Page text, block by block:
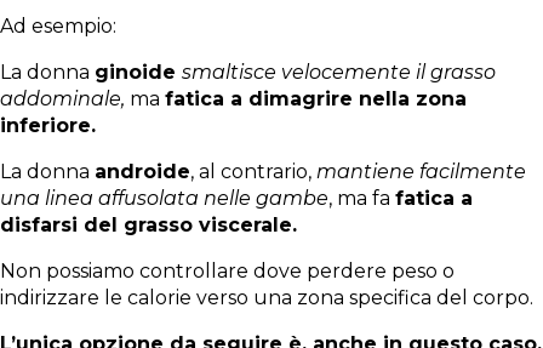
Ad esempio:
La donna ginoide smaltisce velocemente il grasso
addominale, ma fatica a dimagrire nella zona
inferiore.
La donna androide, al contrario, mantiene facilmente
una linea affusolata nelle gambe, ma fa fatica a
disfarsi del grasso viscerale.
Non possiamo controllare dove perdere peso o
indirizzare le calorie verso una zona specifica del corpo.